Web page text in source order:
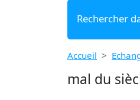
Rechercher
Accueil
mal du